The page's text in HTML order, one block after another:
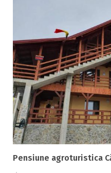
Internet wireless
Parcare
Plata cu cardul
Restaurant
All inclusive
Pensiune completa
Demipensiune
Mic dejun
Accepta animale
Pensiune agroturistica